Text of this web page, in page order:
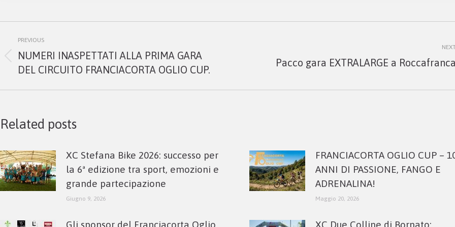
navigation
PREVIOUS
Previous
post:
NUMERI INASPETTATI ALLA PRIMA GARA
DEL CIRCUITO FRANCIACORTA OGLIO CUP.
Pacco gara EXTRALARGE a Roccafranca
Related posts
XC Stefana Bike 2026: successo per
la 6ª edizione tra sport, emozioni e
grande partecipazione
Giugno 9, 2026
FRANCIACORTA OGLIO CUP –
ANNI DI PASSIONE, FANGO E
ADRENALINA!
Maggio 20, 2026
Gli sponsor del Franciacorta Oglio XC Due Colline di Bornato: